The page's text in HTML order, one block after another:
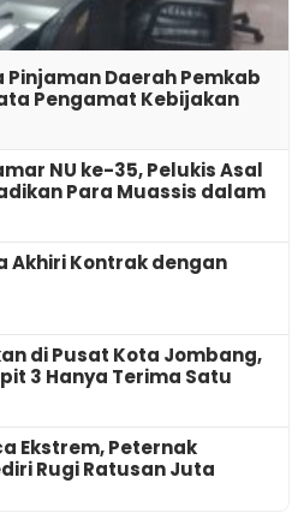
Pinjaman Daerah Pemkab
Pengamat Kebijakan
NU ke-35, Pelukis Asal
Para Muassis dalam
Akhiri Kontrak dengan
di Pusat Kota Jombang,
3 Hanya Terima Satu
Ekstrem, Peternak
Rugi Ratusan Juta